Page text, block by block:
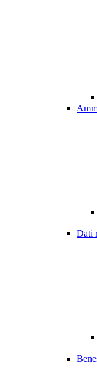
Dati